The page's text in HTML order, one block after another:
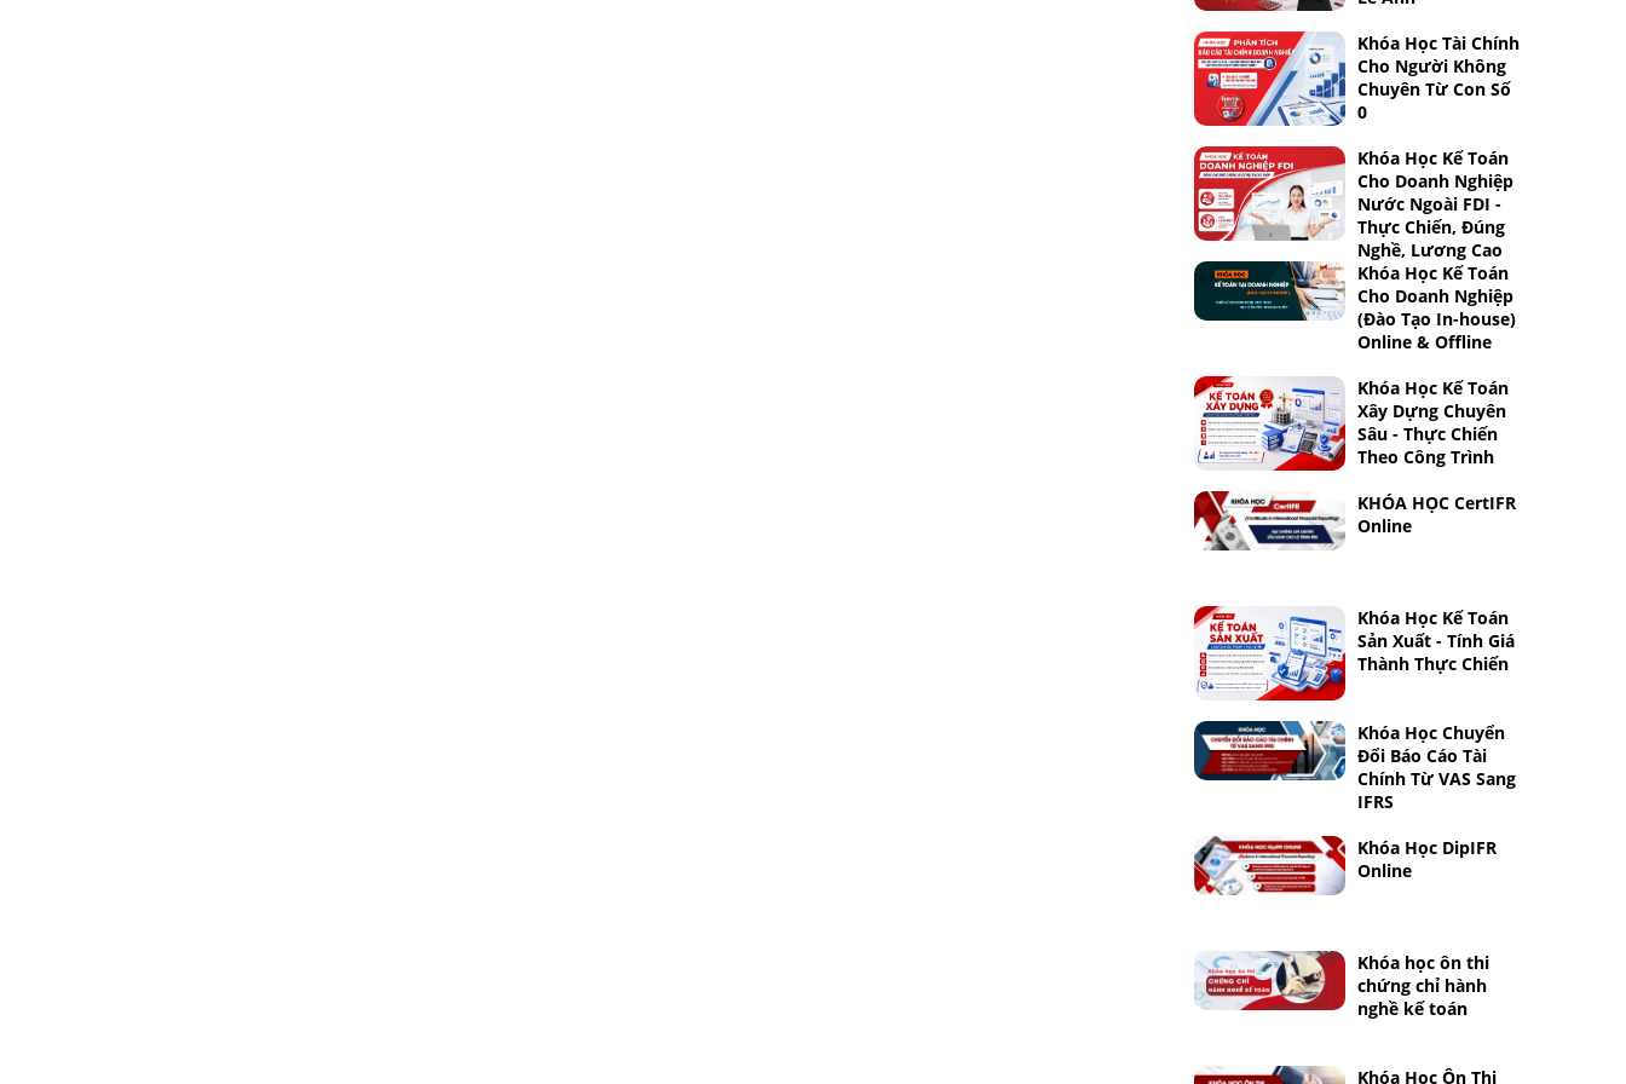
Khóa Học Tài Chính
Cho Người Không
Chuyên Từ Con Số
0
Khóa Học Kế Toán
Cho Doanh Nghiệp
Nước Ngoài FDI -
Thực Chiến, Đúng
Nghề, Lương Cao
Khóa Học Kế Toán
Cho Doanh Nghiệp
(Đào Tạo In-house)
Online & Offline
Khóa Học Kế Toán
Xây Dựng Chuyên
Sâu - Thực Chiến
Theo Công Trình
KHÓA HỌC CertIFR
Online
Khóa Học Kế Toán
Sản Xuất - Tính Giá
Thành Thực Chiến
Khóa Học Chuyển
Đổi Báo Cáo Tài
Chính Từ VAS Sang
IFRS
Khóa Học DipIFR
Online
Khóa học ôn thi
chứng chỉ hành
nghề kế toán
Khóa Học Ôn Thi